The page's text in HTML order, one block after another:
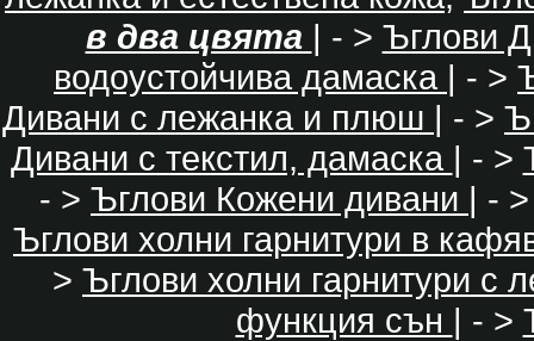
в два цвята | - > Ъглови
водоустойчива дамаска | - >
Дивани с лежанка и плюш | - >
Дивани с текстил, дамаска | - >
- > Ъглови Кожени дивани | -
Ъглови холни гарнитури в
> Ъглови холни гарнитури с
функция сън | - >